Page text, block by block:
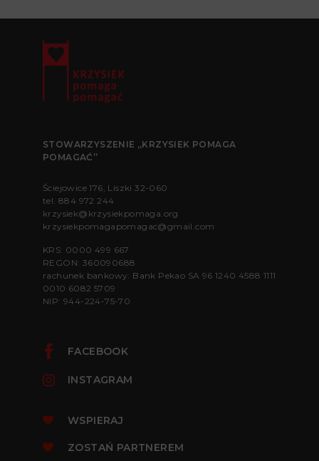
STOWARZYSZENIE „KRZYSIEK POMAGA
POMAGAĆ”
Ściejowice 176, Liszki 32-060
tel. 884 972 244
krzysiek@krzysiekpomaga.org
krzysiekpomagapomagac@gmail.com
KRS: 0000 499 667
REGON: 360090688
rachunek bankowy: Bank Pekao SA 96 1240 4588 1111
0010 6082 5709
NIP: 944-224-75-70
FACEBOOK
INSTAGRAM
WSPIERAJ
ZOSTAŃ PARTNEREM